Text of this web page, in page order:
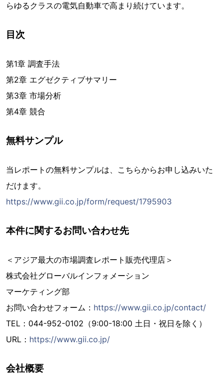
らゆるクラスの電気自動車で高まり続けています。
目次
第1章 調査手法
第2章 エグゼクティブサマリー
第3章 市場分析
第4章 競合
無料サンプル
当レポートの無料サンプルは、こちらからお申し込みいた
だけます。
https://www.gii.co.jp/form/request/1795903
本件に関するお問い合わせ先
＜アジア最大の市場調査レポート販売代理店＞
株式会社グローバルインフォメーション
マーケティング部
お問い合わせフォーム： https://www.gii.co.jp/contact/
TEL：044-952-0102（9:00-18:00 土日・祝日を除く）
URL： https://www.gii.co.jp/
会社概要